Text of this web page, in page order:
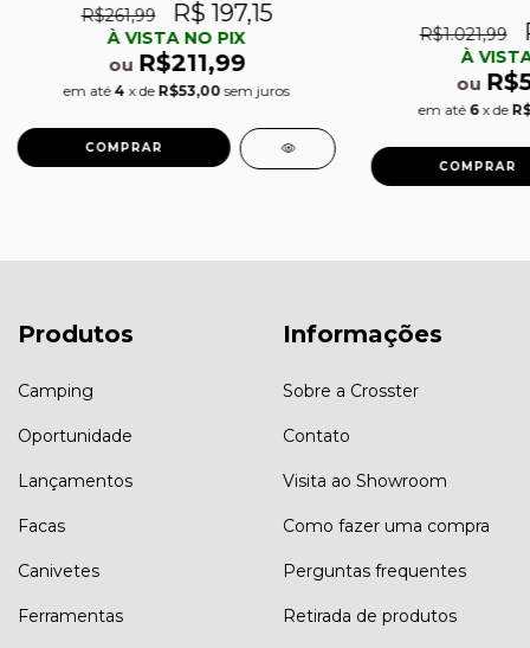
R$261,99 R$ 197,15
À VISTA NO PIX
ou R$211,99
em até4 x de R$53,00 sem juros
R$1.021,99
À
ou
em até 6 x de
Produtos
Camping
Oportunidade
Lançamentos
Facas
Canivetes
Ferramentas
Informações
Sobre a Crosster
Contato
Visita ao Showroom
Como fazer uma compra
Perguntas frequentes
Retirada de produtos